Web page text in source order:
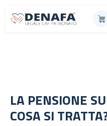
LA PENSIONE
COSA SI